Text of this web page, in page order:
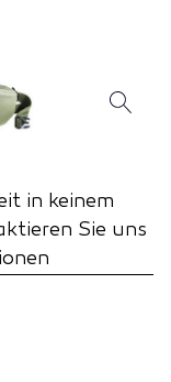
in keinem
Sie uns